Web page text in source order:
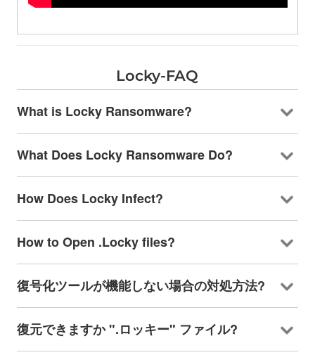
Locky-FAQ
What is Locky Ransomware?
What Does Locky Ransomware Do?
How Does Locky Infect?
How to Open .Locky files?
復号化ツールが機能しない場合の対処方法?
復元できますか ".ロッキー" ファイル?